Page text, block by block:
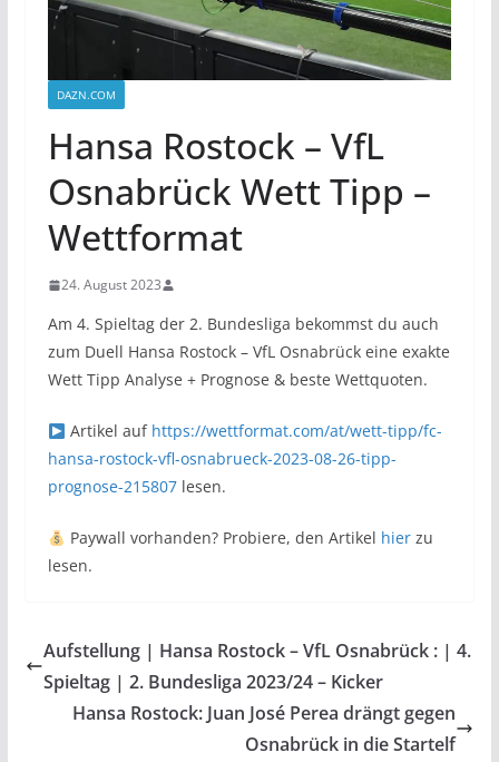
DAZN.COM
Hansa Rostock – VfL
Osnabrück Wett Tipp –
Wettformat
24. August 2023
Am 4. Spieltag der 2. Bundesliga bekommst du auch
zum Duell Hansa Rostock – VfL Osnabrück eine exakte
Wett Tipp Analyse + Prognose & beste Wettquoten.
Artikel auf https://wettformat.com/at/wett-tipp/fc-
hansa-rostock-vfl-osnabrueck-2023-08-26-tipp-
prognose-215807lesen.
Paywall vorhanden? Probiere, den Artikel hierzu
lesen.
Aufstellung | Hansa Rostock – VfL Osnabrück : | 4.
Spieltag | 2. Bundesliga 2023/24 – Kicker
Hansa Rostock: Juan José Perea drängt gegen
Osnabrück in die Startelf